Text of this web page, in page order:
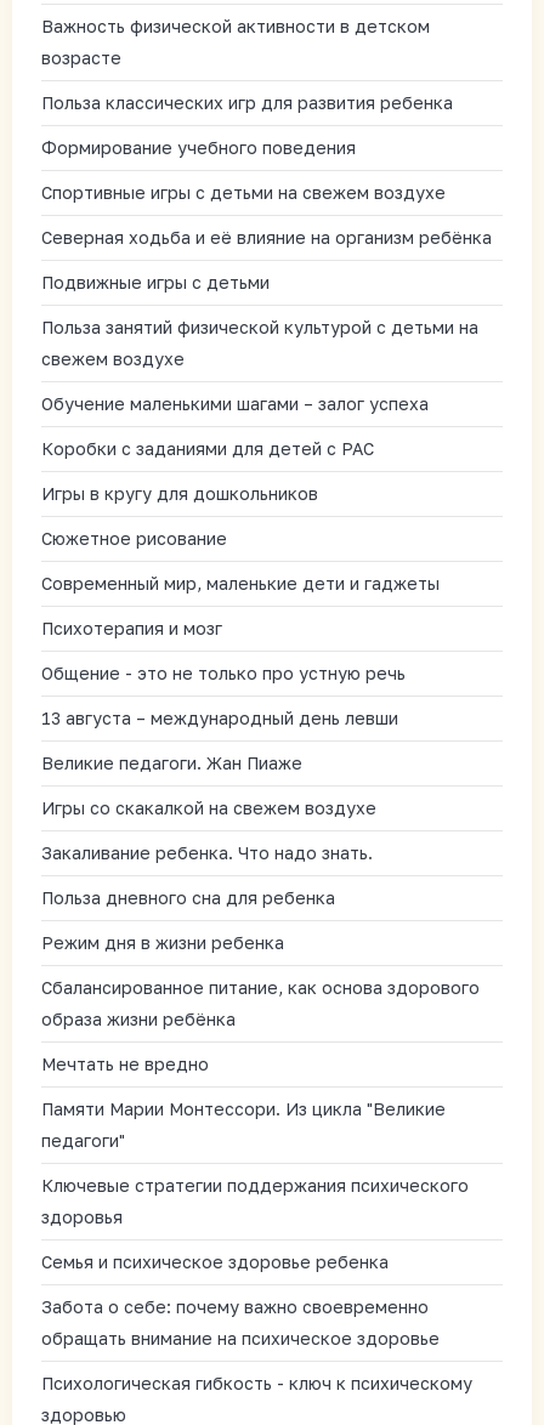
Важность физической активности в детском
возрасте
Польза классических игр для развития ребенка
Формирование учебного поведения
Спортивные игры с детьми на свежем воздухе
Северная ходьба и её влияние на организм ребёнка
Подвижные игры с детьми
Польза занятий физической культурой с детьми на
свежем воздухе
Обучение маленькими шагами – залог успеха
Коробки с заданиями для детей с РАС
Игры в кругу для дошкольников
Сюжетное рисование
Современный мир, маленькие дети и гаджеты
Психотерапия и мозг
Общение - это не только про устную речь
13 августа – международный день левши
Великие педагоги. Жан Пиаже
Игры со скакалкой на свежем воздухе
Закаливание ребенка. Что надо знать.
Польза дневного сна для ребенка
Режим дня в жизни ребенка
Сбалансированное питание, как основа здорового
образа жизни ребёнка
Мечтать не вредно
Памяти Марии Монтессори. Из цикла "Великие
педагоги"
Ключевые стратегии поддержания психического
здоровья
Семья и психическое здоровье ребенка
Забота о себе: почему важно своевременно
обращать внимание на психическое здоровье
Психологическая гибкость - ключ к психическому
здоровью